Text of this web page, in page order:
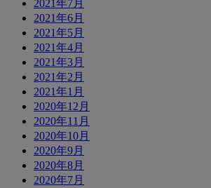
2021年7月
2021年6月
2021年5月
2021年4月
2021年3月
2021年2月
2021年1月
2020年12月
2020年11月
2020年10月
2020年9月
2020年8月
2020年7月